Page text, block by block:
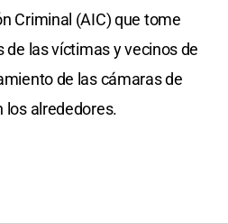
Criminal (AIC) que tome
las víctimas y vecinos de
de las cámaras de
los alrededores.